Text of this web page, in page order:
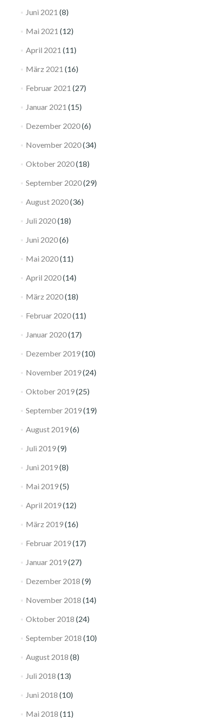
Juni 2021 (8)
Mai 2021 (12)
April 2021 (11)
März 2021 (16)
Februar 2021 (27)
Januar 2021 (15)
Dezember 2020(6)
November 2020(34)
Oktober 2020(18)
September 2020(29)
August 2020(36)
Juli 2020(18)
Juni 2020(6)
Mai 2020(11)
April 2020(14)
März 2020(18)
Februar 2020(11)
Januar 2020(17)
Dezember 2019(10)
November 2019(24)
Oktober 2019(25)
September 2019(19)
August 2019(6)
Juli 2019(9)
Juni 2019(8)
Mai 2019(5)
April 2019(12)
März 2019(16)
Februar 2019(17)
Januar 2019(27)
Dezember 2018 (9)
November 2018 (14)
Oktober 2018 (24)
September 2018 (10)
August 2018 (8)
Juli 2018 (13)
Juni 2018 (10)
Mai 2018 (11)